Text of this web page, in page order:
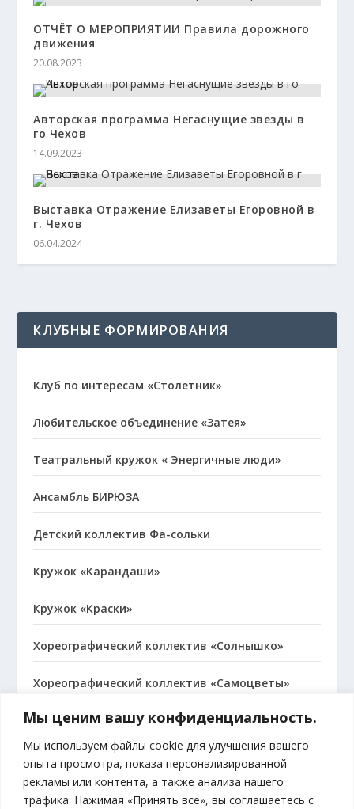
Мы ценим вашу конфиденциальность.
Мы используем файлы cookie для улучшения вашего
опыта просмотра, показа персонализированной
рекламы или контента, а также анализа нашего
трафика. Нажимая «Принять все», вы соглашаетесь с
ОТЧЁТ О МЕРОПРИЯТИИ Правила дорожного
движения
20.08.2023
Авторская программа Негаснущие звезды в
го Чехов
14.09.2023
Выставка Отражение Елизаветы Егоровной в
г. Чехов
06.04.2024
КЛУБНЫЕ ФОРМИРОВАНИЯ
Клуб по интересам «Столетник»
Любительское объединение «Затея»
Театральный кружок « Энергичные люди»
Ансамбль БИРЮЗА
Детский коллектив Фа-сольки
Кружок «Карандаши»
Кружок «Краски»
Хореографический коллектив «Солнышко»
Хореографический коллектив «Самоцветы»
Народный коллектив, хор русской песни
МЫ В ВКОНТАКТЕ